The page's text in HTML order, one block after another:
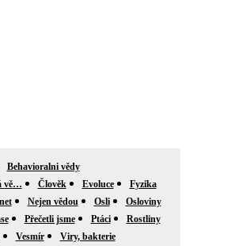
Behavioralni vědy
vě…
Člověk Evoluce
Fyzika
Nejen vědou Osli
Osloviny
Přečetli jsme Ptáci
Rostliny
Vesmír
Viry, bakterie